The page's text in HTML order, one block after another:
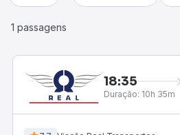
1 passagens
18:35
Duração: 10h 35m